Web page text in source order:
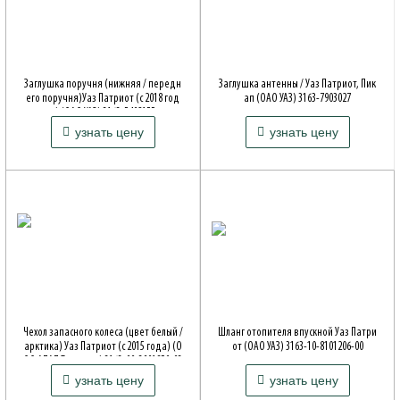
Заглушка поручня (нижняя / передн
его поручня)Уаз Патриот (с 2018 год
Артикул: 3163-00-5402155-00
Совместимость: Patriot, 316*, 2360
299 ₽узнать цену
Заглушка антенны / Уаз Патриот, Пик
ап (ОАО УАЗ) 3163-7903027
Артикул: 316300790302700
Совместимость: Patriot, 316*, 2360
170 ₽узнать цену
Чехол запасного колеса (цвет белый /
арктика) Уаз Патриот (с 2015 года) (О
Артикул: 3163-00-3901850-03
Совместимость: Patriot, 316*, 2360
5 900 ₽узнать цену
Шланг отопителя впускной Уаз Патри
от (ОАО УАЗ) 3163-10-8101206-00
Артикул: 3163-10-8101206-00
Совместимость: Patriot, 316*, 2360
710 ₽узнать цену